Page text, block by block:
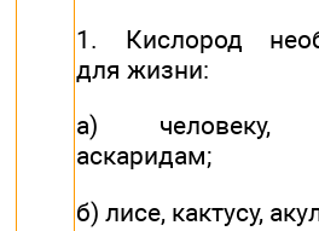
1. Кислород
для жизни:
а) человеку,
аскаридам;
б) лисе, кактусу,